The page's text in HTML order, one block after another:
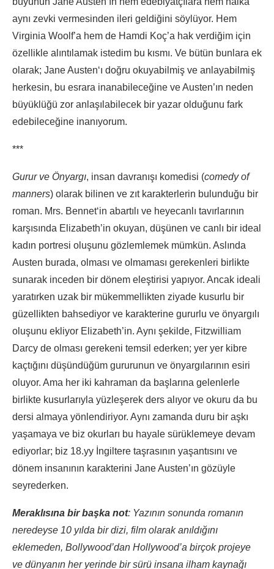
aynı zevki vermesinden ileri geldiğini söylüyor. Hem
Virginia Woolf’a hem de Hamdi Koç’a hak verdiğim için
özellikle alıntılamak istedim bu kısmı. Ve bütün bunlara ek
olarak; Jane Austen‘ı doğru okuyabilmiş ve anlayabilmiş
herkesin, bu esrara inanabileceğine ve Austen’ın neden
büyüklüğü zor anlaşılabilecek bir yazar olduğunu fark
edebileceğine inanıyorum.
***
Gurur ve Önyargı, insan davranışı komedisi (comedy of
manners) olarak bilinen ve zıt karakterlerin bulunduğu bir
roman. Mrs. Bennet‘in abartılı ve heyecanlı tavırlarının
karşısında Elizabeth’in okuyan, düşünen ve canlı bir ideal
kadın portresi oluşunu gözlemlemek mümkün. Aslında
Austen burada, olması ve olmaması gerekenleri birlikte
sunarak inceden bir dönem eleştirisi yapıyor. Ancak ideali
yaratırken uzak bir mükemmellikten ziyade kusurlu bir
güzellikten bahsediyor ve karakterine gururlu ve önyargılı
oluşunu ekliyor Elizabeth’in. Aynı şekilde, Fitzwilliam
Darcy de olması gerekeni temsil ederken; yer yer kibre
kaçtığını düşündüğüm gururunun ve önyargılarının esiri
oluyor. Ama her iki kahraman da başlarına gelenlerle
birlikte kusurlarıyla yüzleşerek ders alıyor ve okuru da bu
dersi almaya yönlendiriyor. Aynı zamanda duru bir aşkı
yaşamaya ve biz okurları bu hayale sürüklemeye devam
ediyorlar; biz 18.yy İngiltere taşrasının yaşantısını ve
dönem insanının karakterini Jane Austen’ın gözüyle
seyrederken.
Meraklısına bir başka not: Yazının sonunda romanın
neredeyse 10 yılda bir dizi, film olarak anıldığını
eklemeden, Bollywood’dan Hollywood’a birçok projeye
ve dünyanın her yerinde bir sürü insana ilham kaynağı